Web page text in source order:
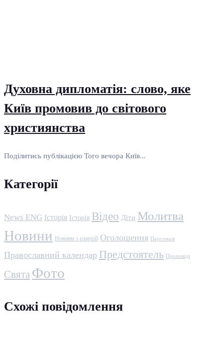
Духовна дипломатія: слово, яке
Київ промовив до світового
християнства
Поділитись публікацією Того вечора Київ...
Категорії
News ENG Історія Історія Відео Діти Молитва
Новини Новини з єпархій Оголошення Персоналі
Православний календар Предстоятель Проповіді
Свята Фото
Схожі повідомлення